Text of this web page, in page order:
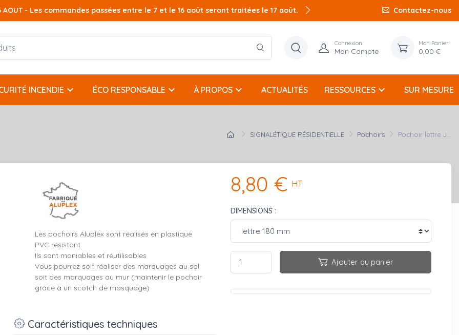
AOUT - Les commandes passées entre le 7 et le 16 août seront traitées le 17 août.
AOUT - Les commandes passées entre le 7 et le 16 août seront traitées le 17 août. Contactez-nous
Connexion
Mon Compte
Mon Panier
0,00 €
INCENDIE keyboard_arrow_down ÉCO RESPONSABLE keyboard_arrow_down À PROPOS keyboard_arrow_down ACTUALITÉS RESSOURCES keyboard_arrow_down SUR MESURE
SIGNALÉTIQUE RÉSIDENTIELLE Pochoirs Pochoir lettre J...
Les pochoirs Aluplex sont réalisés en plastique
PVC résistant
Ils sont maniables et réutilisables
Vous pourrez soit réaliser des marquages au sol
soit des marquages au mur (maintenir le pochoir
grâce à un scotch de masquage)
Caractéristiques techniques
8,80 € HT
DIMENSIONS :
Ajouter au panier